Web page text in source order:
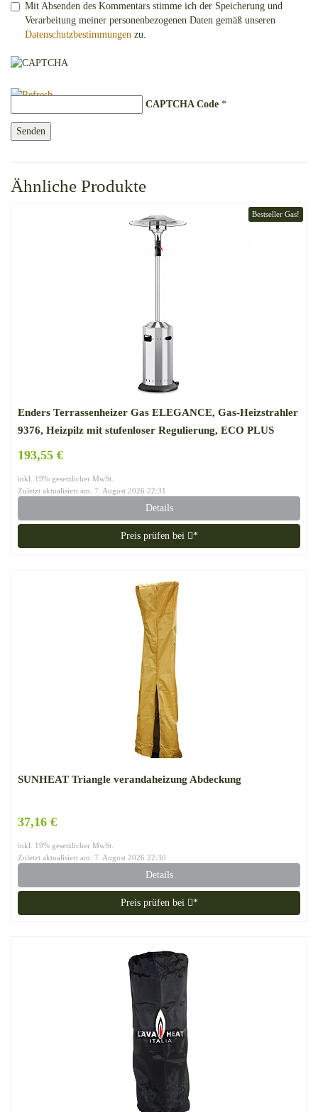
Mit Absenden des Kommentars stimme ich der Speicherung und
Verarbeitung meiner personenbezogenen Daten gemäß unseren
Datenschutzbestimmungen zu.
CAPTCHA Code *
Ähnliche Produkte
Bestseller Gas!
Enders Terrassenheizer Gas ELEGANCE, Gas-Heizstrahler
9376, Heizpilz mit stufenloser Regulierung, ECO PLUS
193,55 €
inkl. 19% gesetzlicher MwSt.
Zuletzt aktualisiert am: 7. August 2026 22:31
Details
Preis prüfen bei *
SUNHEAT Triangle verandaheizung Abdeckung
37,16 €
inkl. 19% gesetzlicher MwSt.
Zuletzt aktualisiert am: 7. August 2026 22:30
Details
Preis prüfen bei *